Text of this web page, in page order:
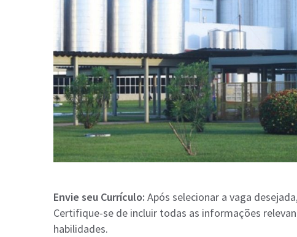
Envie seu Currículo: Após selecionar a vaga
Certifique-se de incluir todas as informações
habilidades.